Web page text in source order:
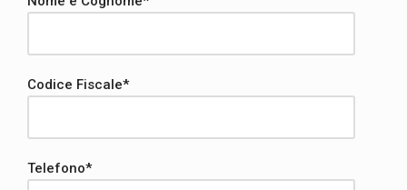
Codice Fiscale*
Telefono*